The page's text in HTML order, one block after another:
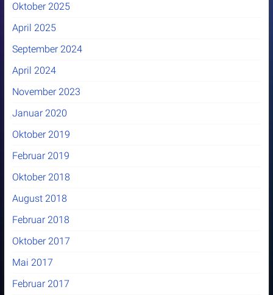
Oktober 2025
April 2025
September 2024
April 2024
November 2023
Januar 2020
Oktober 2019
Februar 2019
Oktober 2018
August 2018
Februar 2018
Oktober 2017
Mai 2017
Februar 2017